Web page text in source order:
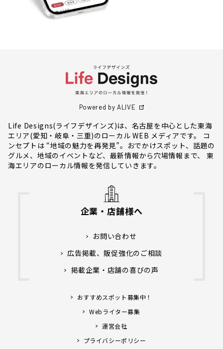
Powered by ALIVE
Life Designs(ライフデザインズ)は、名古屋を中心とした東海
エリア(愛知・岐阜・三重)のローカル WEB メディアです。 コ
ンセプトは “地域の魅力を再発見”。おでかけスポット、話題の
グルメ、地域のイベントなど、最新情報から穴場情報まで、 東
海エリアのローカル情報を発信していきます。
企業・店舗様へ
お問い合わせ
広告掲載、販促強化のご相談
掲載企業・店舗の喜びの声
おすすめスポット募集中！
Webライター募集
運営会社
プライバシーポリシー